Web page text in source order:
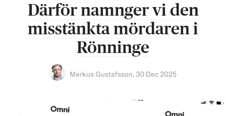
Därför namnger vi den
misstänkta mördaren i
Rönninge
Markus Gustafsson, 30 Dec 2025